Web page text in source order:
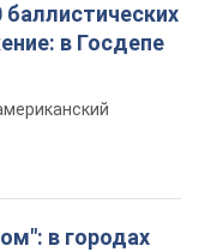
баллистических
в Госдепе
в городах